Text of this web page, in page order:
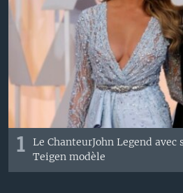
1 Le ChanteurJohn Legend avec
Teigen modèle